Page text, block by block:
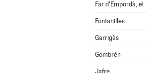
Far d'Empordà, el
Fontanilles
Garrigàs
Gombrèn
Jafre